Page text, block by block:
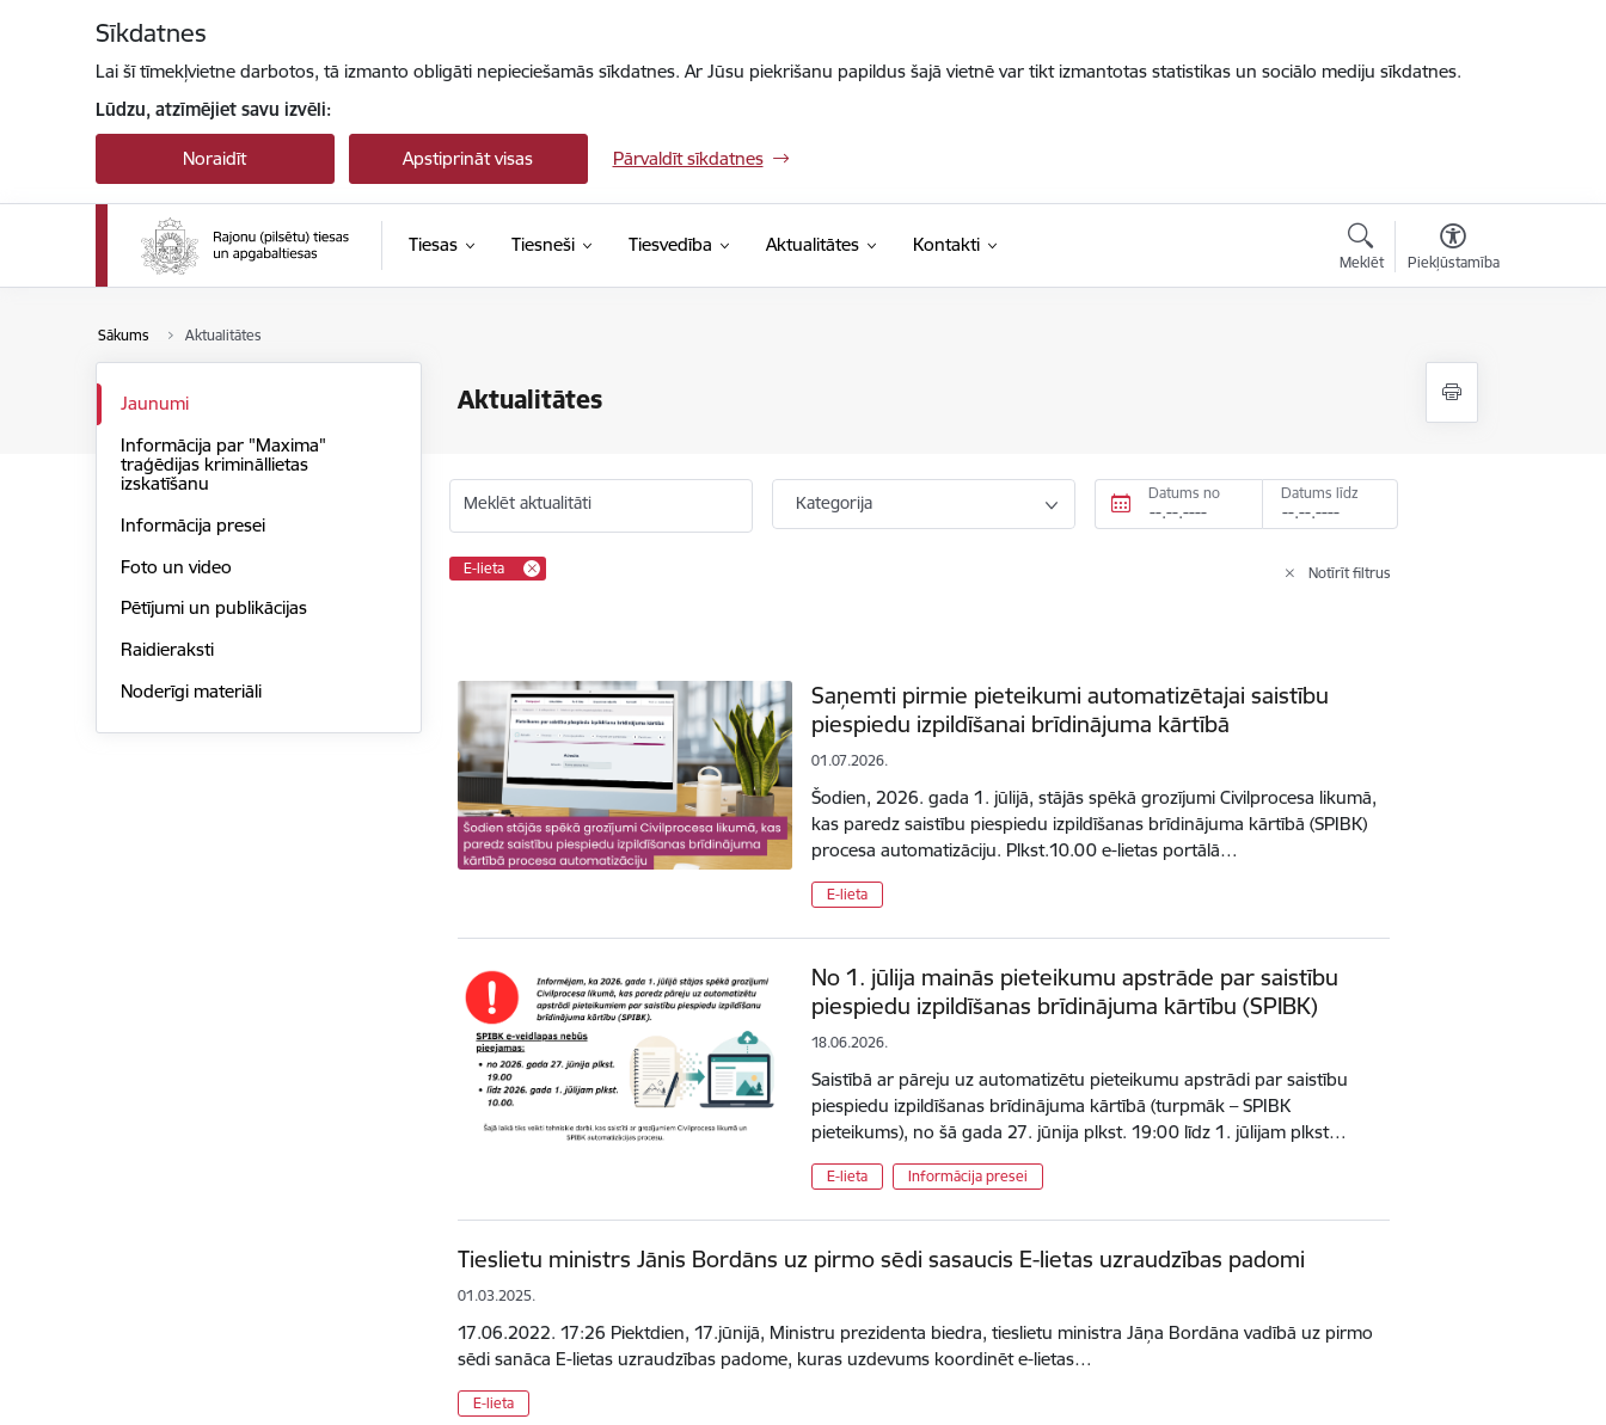
Sīkdatnes
Lai šī tīmekļvietne darbotos, tā izmanto obligāti nepieciešamās sīkdatnes. Ar Jūsu piekrišanu papildus šajā vietnē var tikt izmantotas statistikas un sociālo mediju sīkdatnes.
Lūdzu, atzīmējiet savu izvēli:
Noraidīt Apstiprināt visas Pārvaldīt sīkdatnes
Tiesas Tiesneši Tiesvedība Aktualitātes Kontakti
Meklēt Piekļūstamība
Sākums Aktualitātes
Aktualitātes
Jaunumi
Informācija par "Maxima"
traģēdijas krimināllietas
izskatīšanu
Informācija presei
Foto un video
Pētījumi un publikācijas
Raidieraksti
Noderīgi materiāli
Meklēt aktualitāti Kategorija Datums no Datums līdz
E-lieta Notīrīt filtrus
Saņemti pirmie pieteikumi automatizētajai saistību
piespiedu izpildīšanai brīdinājuma kārtībā
01.07.2026.
Šodien, 2026. gada 1. jūlijā, stājās spēkā grozījumi Civilprocesa likumā,
kas paredz saistību piespiedu izpildīšanas brīdinājuma kārtībā (SPIBK)
procesa automatizāciju. Plkst.10.00 e-lietas portālā…
E-lieta
No 1. jūlija mainās pieteikumu apstrāde par saistību
piespiedu izpildīšanas brīdinājuma kārtību (SPIBK)
18.06.2026.
Saistībā ar pāreju uz automatizētu pieteikumu apstrādi par saistību
piespiedu izpildīšanas brīdinājuma kārtībā (turpmāk – SPIBK
pieteikums), no šā gada 27. jūnija plkst. 19:00 līdz 1. jūlijam plkst…
E-lieta Informācija presei
Tieslietu ministrs Jānis Bordāns uz pirmo sēdi sasaucis E-lietas uzraudzības padomi
01.03.2025.
17.06.2022. 17:26 Piektdien, 17.jūnijā, Ministru prezidenta biedra, tieslietu ministra Jāņa Bordāna vadībā uz pirmo
sēdi sanāca E-lietas uzraudzības padome, kuras uzdevums koordinēt e-lietas…
E-lieta